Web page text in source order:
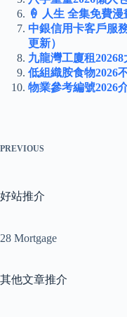
🍦 人生 全集免費
中銀信用卡客戶服
更新）
九龍灣工廈租20268
低組織胺食物2026
物業參考編號2026
PREVIOUS
好站推介
28 Mortgage
其他文章推介